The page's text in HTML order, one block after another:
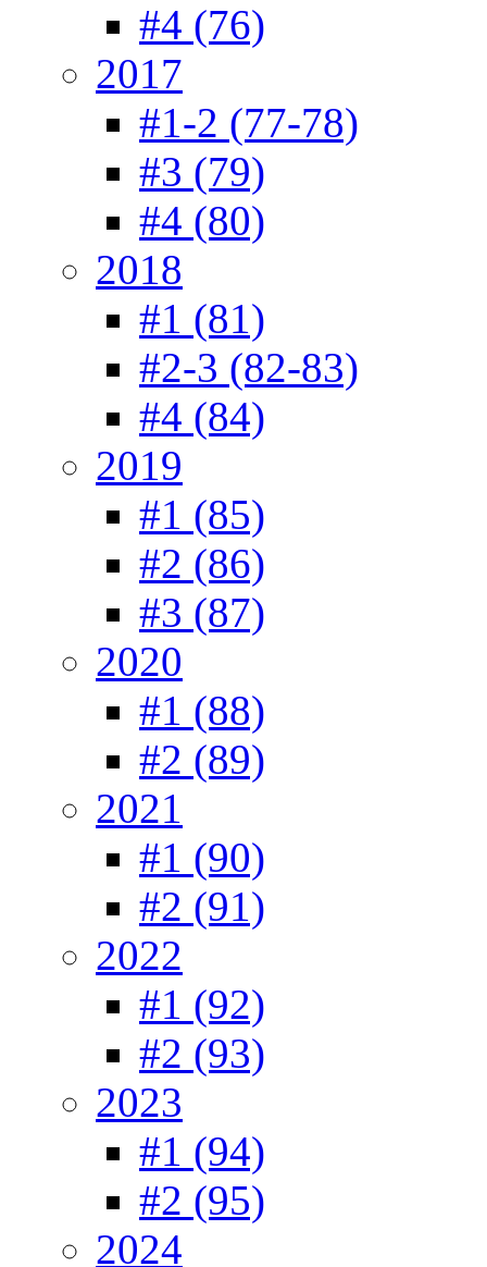
#4 (76)
2017
#1-2 (77-78)
#3 (79)
#4 (80)
2018
#1 (81)
#2-3 (82-83)
#4 (84)
2019
#1 (85)
#2 (86)
#3 (87)
2020
#1 (88)
#2 (89)
2021
#1 (90)
#2 (91)
2022
#1 (92)
#2 (93)
2023
#1 (94)
#2 (95)
2024